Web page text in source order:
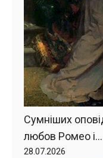
Сумніших
любов Ромео
28.07.2026